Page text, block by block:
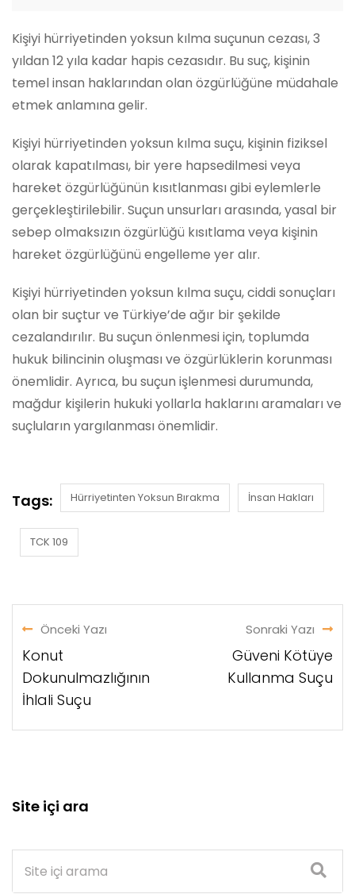
Kişiyi hürriyetinden yoksun kılma suçunun cezası, 3
yıldan 12 yıla kadar hapis cezasıdır. Bu suç, kişinin
temel insan haklarından olan özgürlüğüne müdahale
etmek anlamına gelir.
Kişiyi hürriyetinden yoksun kılma suçu, kişinin fiziksel
olarak kapatılması, bir yere hapsedilmesi veya
hareket özgürlüğünün kısıtlanması gibi eylemlerle
gerçekleştirilebilir. Suçun unsurları arasında, yasal bir
sebep olmaksızın özgürlüğü kısıtlama veya kişinin
hareket özgürlüğünü engelleme yer alır.
Kişiyi hürriyetinden yoksun kılma suçu, ciddi sonuçları
olan bir suçtur ve Türkiye’de ağır bir şekilde
cezalandırılır. Bu suçun önlenmesi için, toplumda
hukuk bilincinin oluşması ve özgürlüklerin korunması
önemlidir. Ayrıca, bu suçun işlenmesi durumunda,
mağdur kişilerin hukuki yollarla haklarını aramaları ve
suçluların yargılanması önemlidir.
Tags: Hürriyetinten Yoksun Bırakma İnsan Hakları
TCK 109
Önceki Yazı
Konut
Dokunulmazlığının
İhlali Suçu
Sonraki Yazı
Güveni Kötüye
Kullanma Suçu
Site içi ara